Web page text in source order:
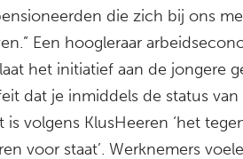
die zich bij ons
Een hoogleraar
het initiatief aan de jongere
dat je inmiddels de status
is volgens KlusHeeren ‘het
voor staat’. Werknemers